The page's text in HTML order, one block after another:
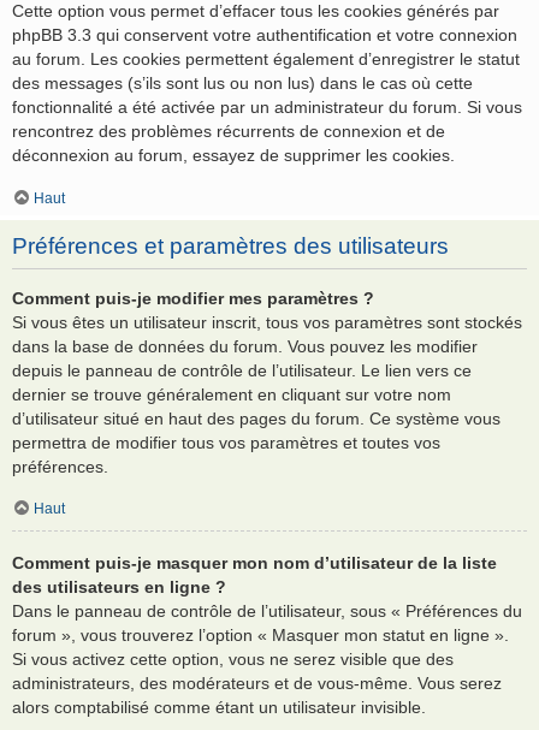
Cette option vous permet d’effacer tous les cookies générés par
phpBB 3.3 qui conservent votre authentification et votre connexion
au forum. Les cookies permettent également d’enregistrer le statut
des messages (s’ils sont lus ou non lus) dans le cas où cette
fonctionnalité a été activée par un administrateur du forum. Si vous
rencontrez des problèmes récurrents de connexion et de
déconnexion au forum, essayez de supprimer les cookies.
Haut
Préférences et paramètres des utilisateurs
Comment puis-je modifier mes paramètres ?
Si vous êtes un utilisateur inscrit, tous vos paramètres sont stockés
dans la base de données du forum. Vous pouvez les modifier
depuis le panneau de contrôle de l’utilisateur. Le lien vers ce
dernier se trouve généralement en cliquant sur votre nom
d’utilisateur situé en haut des pages du forum. Ce système vous
permettra de modifier tous vos paramètres et toutes vos
préférences.
Haut
Comment puis-je masquer mon nom d’utilisateur de la liste
des utilisateurs en ligne ?
Dans le panneau de contrôle de l’utilisateur, sous « Préférences du
forum », vous trouverez l’option « Masquer mon statut en ligne ».
Si vous activez cette option, vous ne serez visible que des
administrateurs, des modérateurs et de vous-même. Vous serez
alors comptabilisé comme étant un utilisateur invisible.